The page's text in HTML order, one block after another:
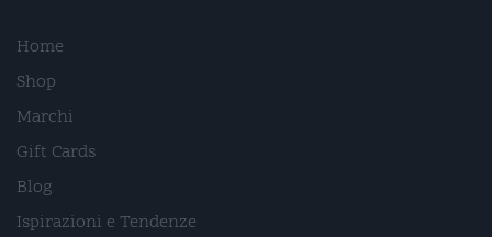
Home
Shop
Marchi
Gift Cards
Blog
Ispirazioni e Tendenze